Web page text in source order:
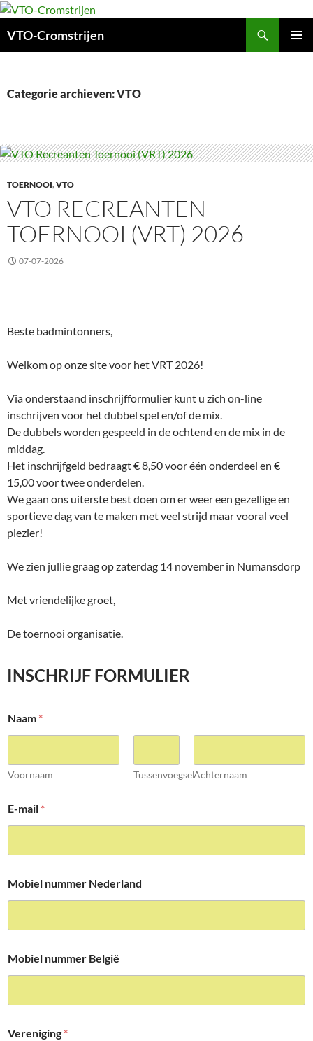
Ga
deVTO-Cromstrijen
Categorie archieven: VTO
TOERNOOI,VTO
VTO RECREANTEN
TOERNOOI (VRT) 2026
07-07-2026
Beste badmintonners,
Welkom op onze site voor het VRT 2026!
Via onderstaand inschrijfformulier kunt u zich on-line
inschrijven voor het dubbel spel en/of de mix.
De dubbels worden gespeeld in de ochtend en de mix in de
middag.
Het inschrijfgeld bedraagt € 8,50 voor één onderdeel en €
15,00 voor twee onderdelen.
We gaan ons uiterste best doen om er weer een gezellige en
sportieve dag van te maken met veel strijd maar vooral veel
plezier!
We zien jullie graag op zaterdag 14 november in Numansdorp
Met vriendelijke groet,
De toernooi organisatie.
INSCHRIJF FORMULIER
Naam *
Voornaam TussenvoegselAchternaam
E-mail *
Mobiel nummer Nederland
Mobiel nummer België
Vereniging *